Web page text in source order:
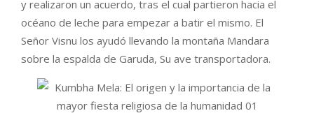
y realizaron un acuerdo, tras el cual partieron hacia el
océano de leche para empezar a batir el mismo. El
Señor Visnu los ayudó llevando la montaña Mandara
sobre la espalda de Garuda, Su ave transportadora.